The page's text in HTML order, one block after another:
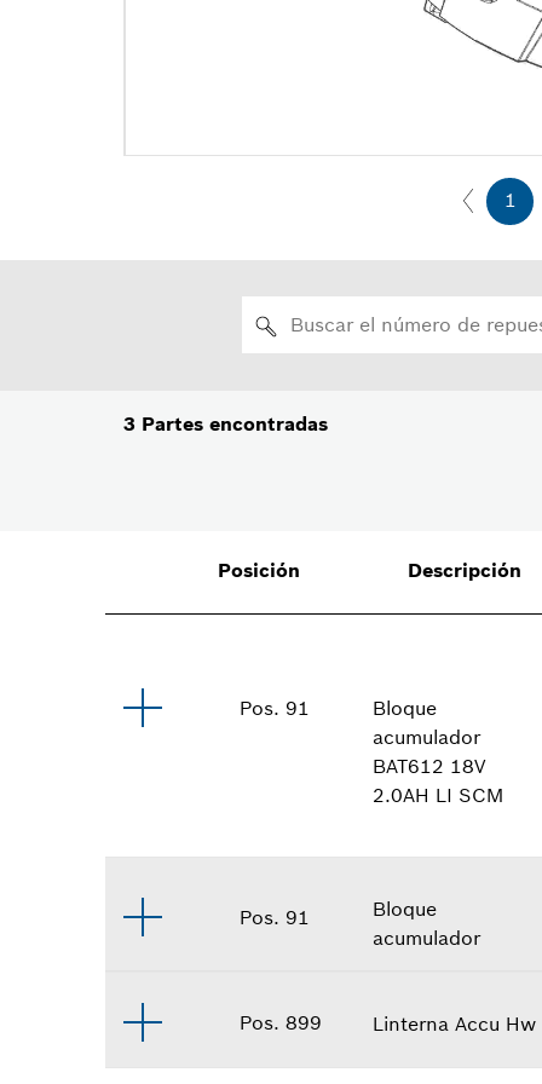
1
3 Partes encontradas
Posición Descripción
Pos. 91
Bloque
acumulador
BAT612 18V
2.0AH LI SCM
Pos. 91
Bloque
acumulador
Pos. 899 Linterna Accu Hw